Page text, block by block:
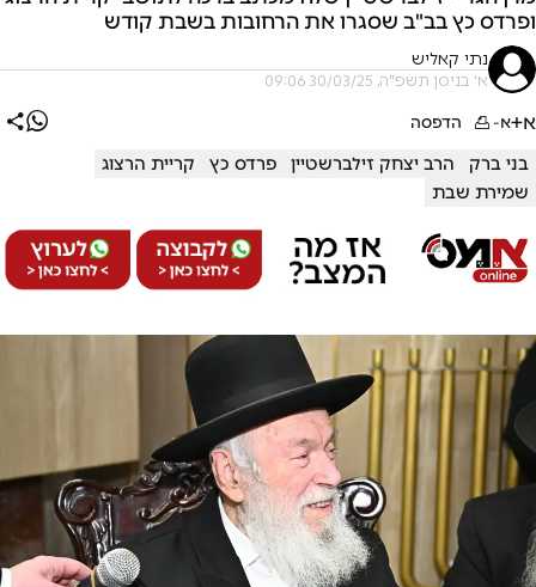
ופרדס כץ בב"ב שסגרו את הרחובות בשבת קודש
נתי קאליש
א' בניסן תשפ"ה, 30/03/25 09:06
א+א- הדפסה
בני ברק הרב יצחק זילברשטיין פרדס כץ
קריית הרצוג
שמירת שבת